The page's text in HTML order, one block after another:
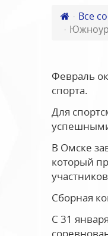
Все
Февраль
спорта.
Для
В Омске
который
Сборная
С 31